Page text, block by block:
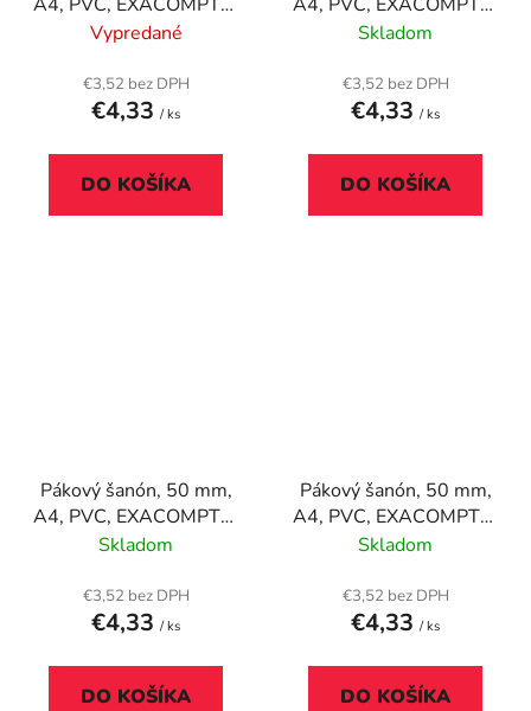
fialový
Vypredané
€3,52 bez DPH
€4,33 / ks
DO KOŠÍKA
limetkový
Skladom
€3,52 bez DPH
€4,33 / ks
DO KOŠÍKA
Pákový šanón, 50 mm,
A4, PVC, EXACOMPTA,
modrý
Skladom
€3,52 bez DPH
€4,33 / ks
DO KOŠÍKA
Pákový šanón, 50 mm,
A4, PVC, EXACOMPTA,
svetlomodrý
Skladom
€3,52 bez DPH
€4,33 / ks
DO KOŠÍKA